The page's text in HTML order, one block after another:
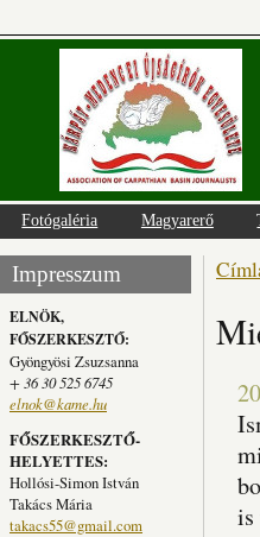
Fotógaléria Magyarerő
Impresszum
ELNÖK,
FŐSZERKESZTŐ:
Gyöngyösi Zsuzsanna
+ 36 30 525 6745
elnok@kame.hu
FŐSZERKESZTŐ-
HELYETTES:
Hollósi-Simon István
Takács Mária
takacs55@gmail.com
is